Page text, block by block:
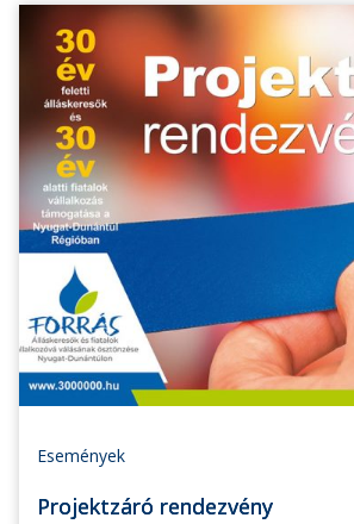
Események
Projektzáró rendezvény